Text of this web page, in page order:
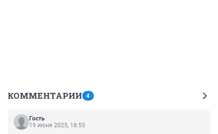
КОММЕНТАРИИ 4
Гость
19 июня 2025, 18:55